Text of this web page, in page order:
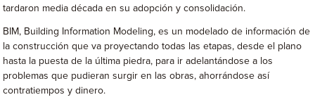
tardaron media década en su adopción y consolidación.
BIM, Building Information Modeling, es un modelado de información de
la construcción que va proyectando todas las etapas, desde el plano
hasta la puesta de la última piedra, para ir adelantándose a los
problemas que pudieran surgir en las obras, ahorrándose así
contratiempos y dinero.